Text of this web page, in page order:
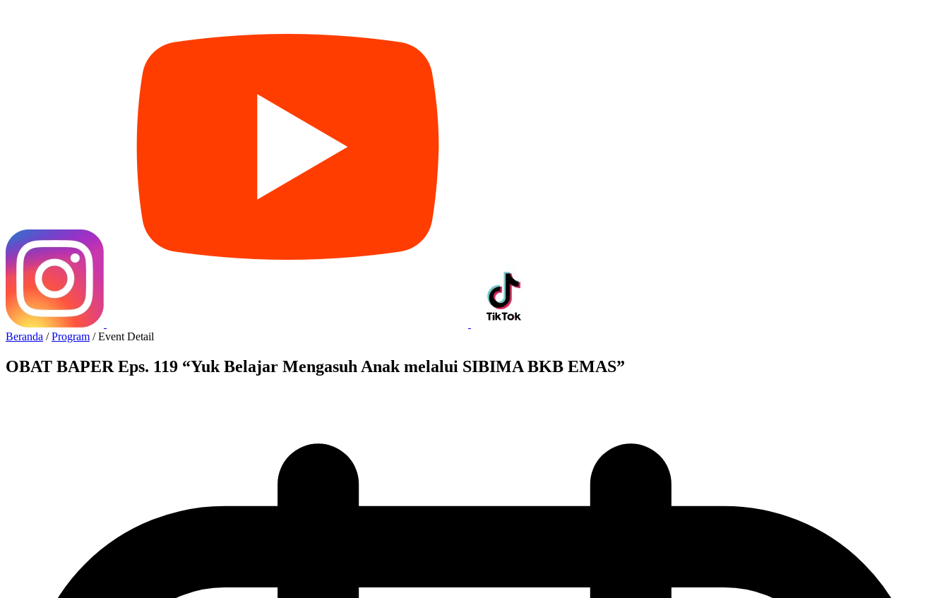
Beranda / Program / Event Detail
OBAT BAPER Eps. 119 “Yuk Belajar Mengasuh Anak melalui SIBIMA BKB EMAS”